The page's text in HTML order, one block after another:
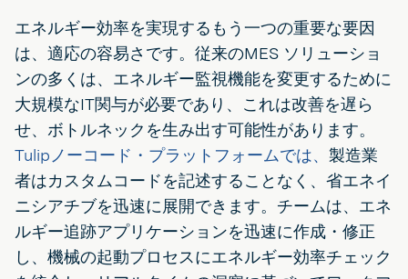
エネルギー効率を実現するもう一つの重要な要因
は、適応の容易さです。従来のMES ソリューショ
ンの多くは、エネルギー監視機能を変更するために
大規模なIT関与が必要であり、これは改善を遅ら
せ、ボトルネックを生み出す可能性があります。
Tulipノーコード・プラットフォームでは、 製造業
者はカスタムコードを記述することなく、省エネイ
ニシアチブを迅速に展開できます。チームは、エネ
ルギー追跡アプリケーションを迅速に作成・修正
し、機械の起動プロセスにエネルギー効率チェック